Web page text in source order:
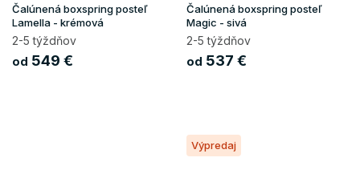
Čalúnená boxspring posteľ
Lamella - krémová
2-5 týždňov
od 549 €
Čalúnená boxspring posteľ
Magic - sivá
2-5 týždňov
od 537 €
Výpredaj